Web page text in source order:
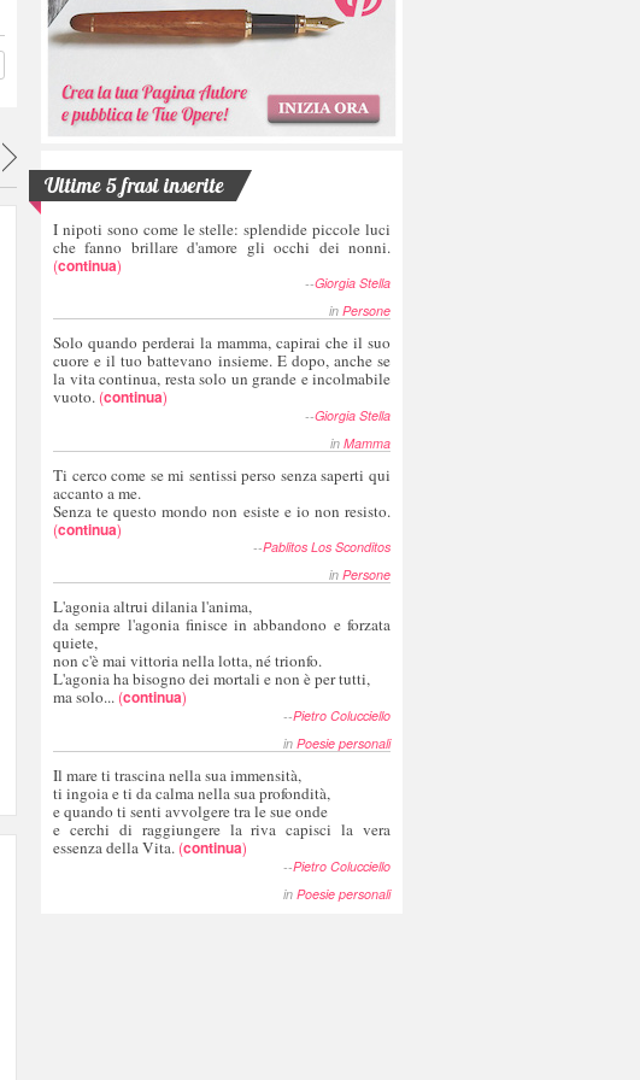
Ultime 5 frasi inserite
I nipoti sono come le stelle: splendide piccole luci
che fanno brillare d'amore gli occhi dei nonni.
(continua)
--Giorgia Stella
in Persone
Solo quando perderai la mamma, capirai che il suo
cuore e il tuo battevano insieme. E dopo, anche se
la vita continua, resta solo un grande e incolmabile
vuoto. (continua)
--Giorgia Stella
in Mamma
Ti cerco come se mi sentissi perso senza saperti qui
accanto a me.
Senza te questo mondo non esiste e io non resisto.
(continua)
--Pablitos Los Sconditos
in Persone
L'agonia altrui dilania l'anima,
da sempre l'agonia finisce in abbandono e forzata
quiete,
non c'è mai vittoria nella lotta, né trionfo.
L'agonia ha bisogno dei mortali e non è per tutti,
ma solo... (continua)
--Pietro Colucciello
in Poesie personali
Il mare ti trascina nella sua immensità,
ti ingoia e ti da calma nella sua profondità,
e quando ti senti avvolgere tra le sue onde
e cerchi di raggiungere la riva capisci la vera
essenza della Vita. (continua)
--Pietro Colucciello
in Poesie personali